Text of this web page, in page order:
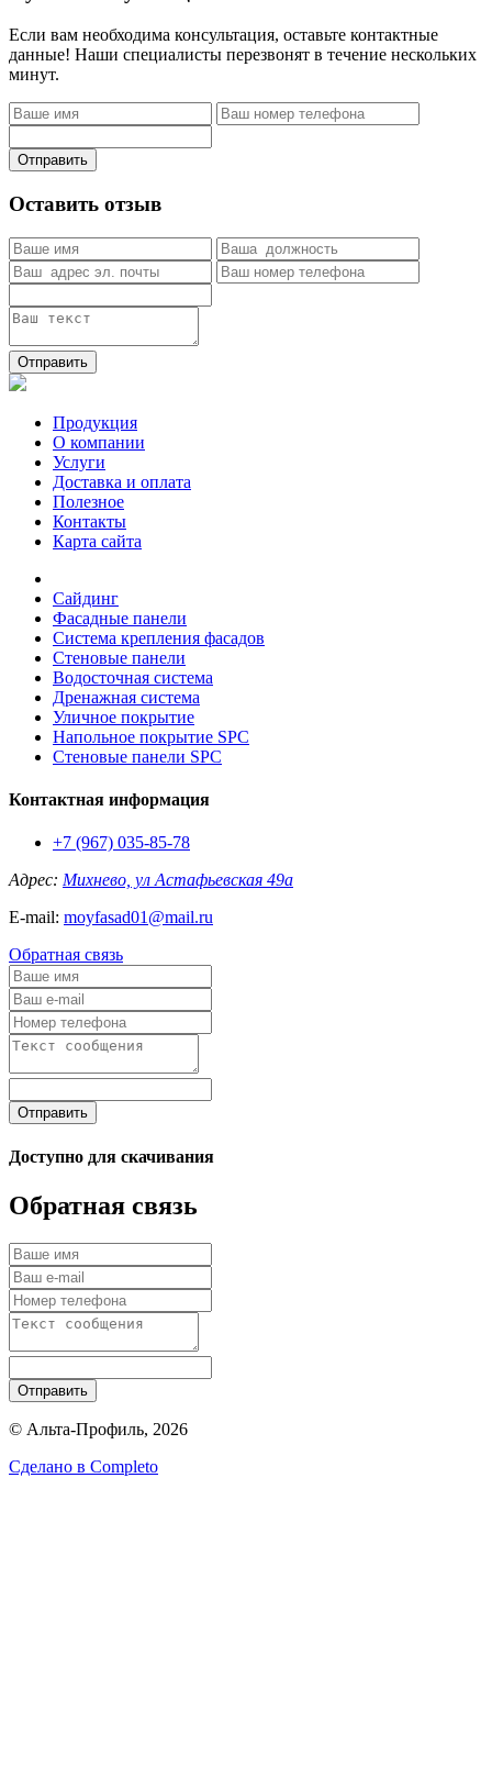
Если вам необходима консультация, оставьте контактные
данные! Наши специалисты перезвонят в течение нескольких
минут.
Отправить
Оставить отзыв
Отправить
Продукция
О компании
Услуги
Доставка и оплата
Полезное
Контакты
Карта сайта
Сайдинг
Фасадные панели
Система крепления фасадов
Стеновые панели
Водосточная система
Дренажная система
Уличное покрытие
Напольное покрытие SPC
Стеновые панели SPC
Контактная информация
+7 (967) 035-85-78
Адрес: Михнево, ул Астафьевская 49а
E-mail: moyfasad01@mail.ru
Обратная связь
Отправить
Доступно для скачивания
Обратная связь
Отправить
© Альта-Профиль, 2026
Сделано в Completo